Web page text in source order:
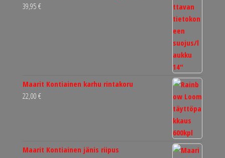
39,95 €
Maarit Kontiainen karhu rintakoru
22,00 €
Maarit Kontiainen jänis riipus